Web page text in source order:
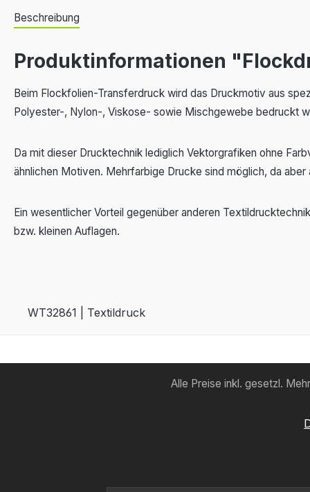
Beschreibung
Produktinformationen
Beim Flockfolien-Transferdruck wird das Druckmotiv aus
Polyester-, Nylon-, Viskose- sowie Mischgewebe bedruckt
Da mit dieser Drucktechnik lediglich Vektorgrafiken ohne
ähnlichen Motiven. Mehrfarbige Drucke sind möglich, da
Ein wesentlicher Vorteil gegenüber anderen
bzw. kleinen Auflagen.
WT32861 | Textildruck
Alle Preise inkl. gesetzl.